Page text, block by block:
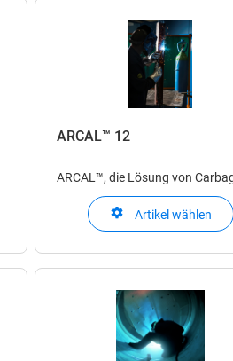
ARCAL™ 12
ARCAL™, die Lösung von
für Schweiss-Schutzgase zum
Lichtbogenschweissen
Artikel wählen